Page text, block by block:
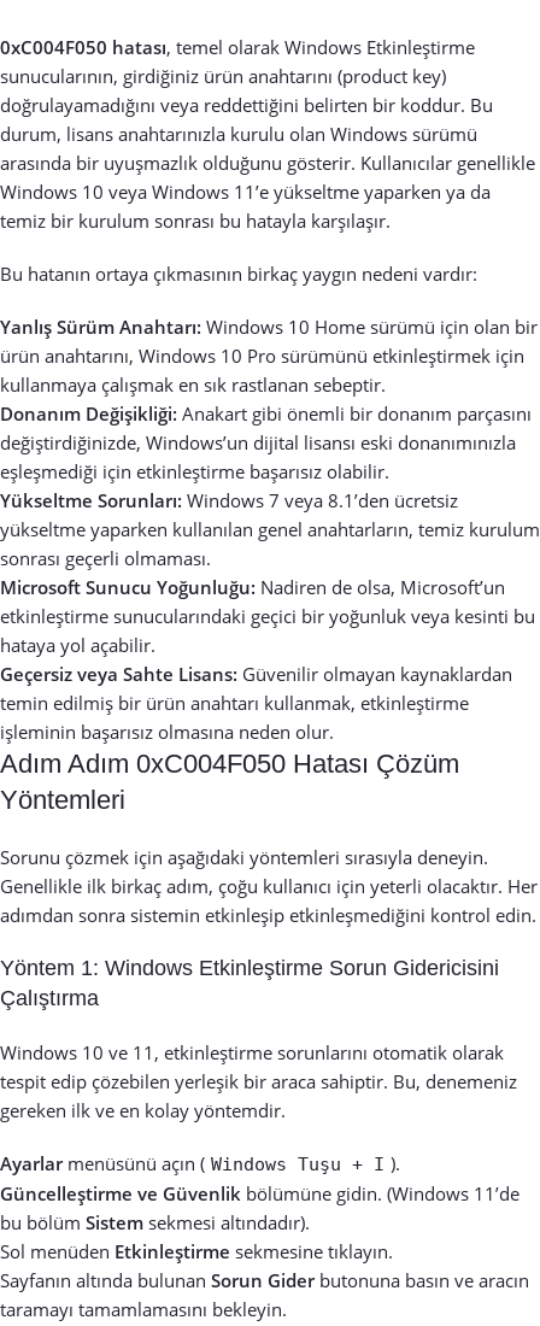
0xC004F050 hatası, temel olarak Windows Etkinleştirme
sunucularının, girdiğiniz ürün anahtarını (product key)
doğrulayamadığını veya reddettiğini belirten bir koddur. Bu
durum, lisans anahtarınızla kurulu olan Windows sürümü
arasında bir uyuşmazlık olduğunu gösterir. Kullanıcılar genellikle
Windows 10 veya Windows 11’e yükseltme yaparken ya da
temiz bir kurulum sonrası bu hatayla karşılaşır.
Bu hatanın ortaya çıkmasının birkaç yaygın nedeni vardır:
Yanlış Sürüm Anahtarı: Windows 10 Home sürümü için olan bir
ürün anahtarını, Windows 10 Pro sürümünü etkinleştirmek için
kullanmaya çalışmak en sık rastlanan sebeptir.
Donanım Değişikliği: Anakart gibi önemli bir donanım parçasını
değiştirdiğinizde, Windows’un dijital lisansı eski donanımınızla
eşleşmediği için etkinleştirme başarısız olabilir.
Yükseltme Sorunları: Windows 7 veya 8.1’den ücretsiz
yükseltme yaparken kullanılan genel anahtarların, temiz kurulum
sonrası geçerli olmaması.
Microsoft Sunucu Yoğunluğu: Nadiren de olsa, Microsoft’un
etkinleştirme sunucularındaki geçici bir yoğunluk veya kesinti bu
hataya yol açabilir.
Geçersiz veya Sahte Lisans: Güvenilir olmayan kaynaklardan
temin edilmiş bir ürün anahtarı kullanmak, etkinleştirme
işleminin başarısız olmasına neden olur.
Adım Adım 0xC004F050 Hatası Çözüm
Yöntemleri
Sorunu çözmek için aşağıdaki yöntemleri sırasıyla deneyin.
Genellikle ilk birkaç adım, çoğu kullanıcı için yeterli olacaktır. Her
adımdan sonra sistemin etkinleşip etkinleşmediğini kontrol edin.
Yöntem 1: Windows Etkinleştirme Sorun Gidericisini
Çalıştırma
Windows 10 ve 11, etkinleştirme sorunlarını otomatik olarak
tespit edip çözebilen yerleşik bir araca sahiptir. Bu, denemeniz
gereken ilk ve en kolay yöntemdir.
Ayarlarmenüsünü açın ( Windows Tuşu + I ).
Güncelleştirme ve Güvenlik bölümüne gidin. (Windows 11’de
bu bölüm Sistem sekmesi altındadır).
Sol menüden Etkinleştirme sekmesine tıklayın.
Sayfanın altında bulunan Sorun Giderbutonuna basın ve aracın
taramayı tamamlamasını bekleyin.